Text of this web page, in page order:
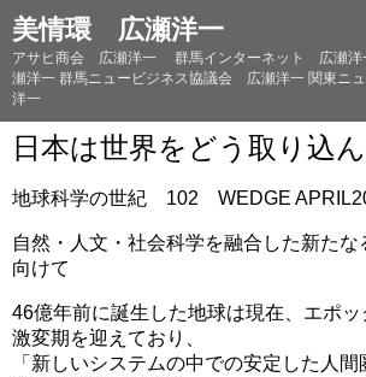
美情環 広瀬洋一
アサヒ商会 広瀬洋一 群馬インターネット 広瀬洋
瀬洋一 群馬ニュービジネス協議会 広瀬洋一 関東ニ
洋一
日本は世界をどう取り込
地球科学の世紀 102 WEDGE
自然・人文・社会科学を融合した新たな
向けて
46億年前に誕生した地球は現在、エポ
激変期を迎えており、
「新しいシステムの中での安定した人